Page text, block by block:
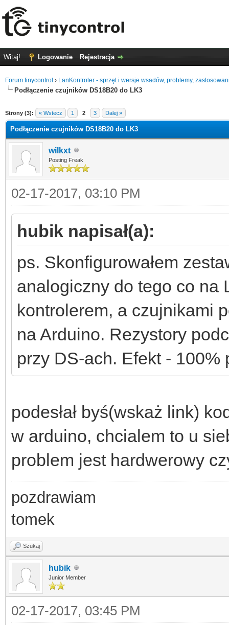
Witaj! Logowanie Rejestracja
Forum tinycontrol › LanKontroler - sprzęt i wersje wsadów, problemy,
Podłączenie czujników DS18B20 do LK3
Strony (3): « Wstecz 1 2 3 Dalej »
Podłączenie czujników DS18B20 do LK3
wilkxt
Posting Freak
02-17-2017, 03:10 PM
hubik napisał(a):
ps. Skonfigurowałem
analogiczny do tego co na
kontrolerem, a czujnikami
na Arduino. Rezystory
przy DS-ach. Efekt -
podesłał byś(wskaż link)
w arduino, chcialem to u
problem jest hardwerowy
pozdrawiam
tomek
Szukaj
hubik
Junior Member
02-17-2017, 03:45 PM